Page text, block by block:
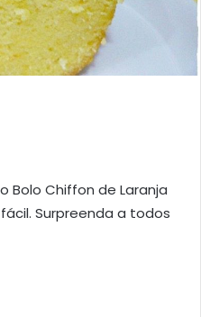
Bolo Chiffon de Laranja
Surpreenda a todos